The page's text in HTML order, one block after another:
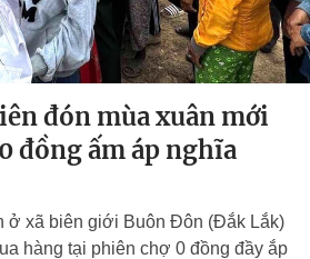
đón mùa xuân mới
đồng ấm áp nghĩa
ở xã biên giới Buôn Đôn (Đắk Lắk)
hàng tại phiên chợ 0 đồng đầy ắp